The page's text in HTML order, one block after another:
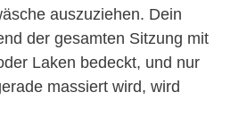
auszuziehen. Dein
der gesamten Sitzung mit
Laken bedeckt, und nur
massiert wird, wird